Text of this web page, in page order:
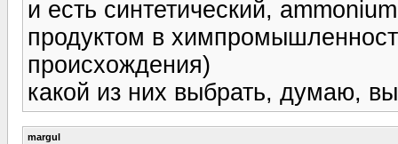
и есть синтетический,
продуктом в
происхождения)
какой из них выбрать, думаю,
margul